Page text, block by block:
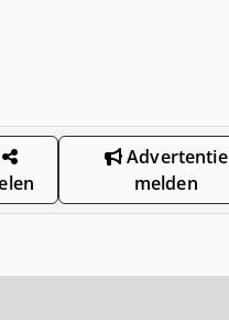
Advertentie
melden